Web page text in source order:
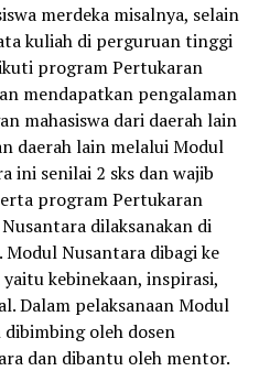
merdeka misalnya, selain
kuliah di perguruan tinggi
program Pertukaran
mendapatkan pengalaman
mahasiswa dari daerah lain
daerah lain melalui Modul
ini senilai 2 sks dan wajib
program Pertukaran
dilaksanakan di
Nusantara dibagi ke
kebinekaan, inspirasi,
Dalam pelaksanaan Modul
dibimbing oleh dosen
dan dibantu oleh mentor.